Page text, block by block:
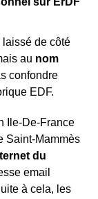
laissé de côté
au nom
confondre
EDF.
Ile-De-France
Saint-Mammès
du
email
à cela, les